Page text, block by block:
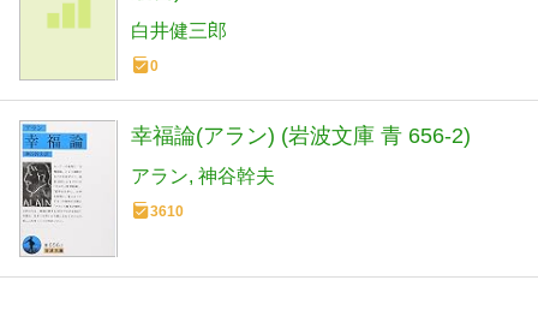
白井健三郎
0
幸福論(アラン) (岩波文庫 青 656-2)
アラン 神谷幹夫
3610